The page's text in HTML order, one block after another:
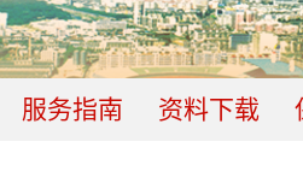
服务指南 资料下载